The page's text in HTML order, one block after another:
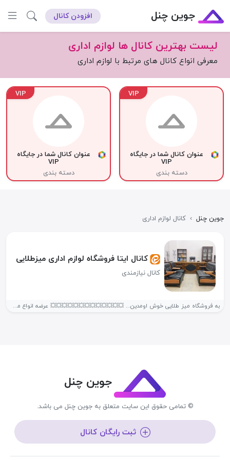
جوین چنل افزودن کانال
لیست بهترین کانال ها لوازم اداری
معرفی انواع کانال های مرتبط با لوازم اداری
VIP
عنوان کانال شما در جایگاه
VIP
دسته بندی
VIP
عنوان کانال شما در جایگاه
VIP
دسته بندی
جوین چنل › کانال لوازم اداری
کانال ایتا فروشگاه لوازم اداری میزطلایی
کانال نیازمندی
به فروشگاه میز طلایی خوش اومدین... 💥💥💥💥💥💥💥💥💥💥💥💥💥 عرضه انواع میز های اداری...
جوین چنل
© تمامی حقوق این سایت متعلق به جوین چنل می باشد.
ثبت رایگان کانال